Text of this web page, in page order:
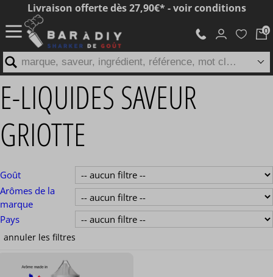
E-LIQUIDES SAVEUR
GRIOTTE
Goût
Arômes de la
marque
Pays
Livraison offerte dès 27,90€* - voir conditions
marque, saveur, ingrédient, référence, mot clé...